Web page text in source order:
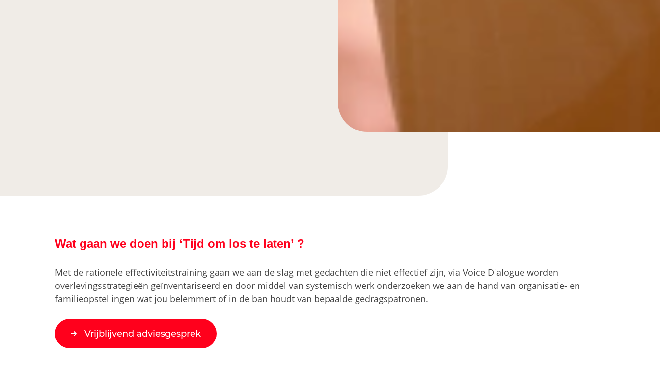
Wat gaan we doen bij ‘Tijd om los te laten’ ?
Met de rationele effectiviteitstraining gaan we aan de slag met gedachten die niet effectief zijn, via Voice Dialogue worden
overlevingsstrategieën geïnventariseerd en door middel van systemisch werk onderzoeken we aan de hand van organisatie- en
familieopstellingen wat jou belemmert of in de ban houdt van bepaalde gedragspatronen.
Vrijblijvend adviesgesprek